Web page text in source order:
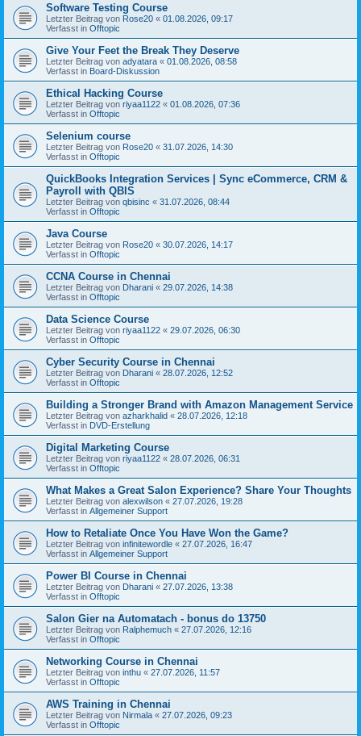
Software Testing Course
Letzter Beitrag von Rose20 « 01.08.2026, 09:17
Verfasst in Offtopic
Give Your Feet the Break They Deserve
Letzter Beitrag von adyatara « 01.08.2026, 08:58
Verfasst in Board-Diskussion
Ethical Hacking Course
Letzter Beitrag von riyaa1122 « 01.08.2026, 07:36
Verfasst in Offtopic
Selenium course
Letzter Beitrag von Rose20 « 31.07.2026, 14:30
Verfasst in Offtopic
QuickBooks Integration Services | Sync eCommerce, CRM &
Payroll with QBIS
Letzter Beitrag von qbisinc « 31.07.2026, 08:44
Verfasst in Offtopic
Java Course
Letzter Beitrag von Rose20 « 30.07.2026, 14:17
Verfasst in Offtopic
CCNA Course in Chennai
Letzter Beitrag von Dharani « 29.07.2026, 14:38
Verfasst in Offtopic
Data Science Course
Letzter Beitrag von riyaa1122 « 29.07.2026, 06:30
Verfasst in Offtopic
Cyber Security Course in Chennai
Letzter Beitrag von Dharani « 28.07.2026, 12:52
Verfasst in Offtopic
Building a Stronger Brand with Amazon Management Service
Letzter Beitrag von azharkhalid « 28.07.2026, 12:18
Verfasst in DVD-Erstellung
Digital Marketing Course
Letzter Beitrag von riyaa1122 « 28.07.2026, 06:31
Verfasst in Offtopic
What Makes a Great Salon Experience? Share Your Thoughts
Letzter Beitrag von alexwilson « 27.07.2026, 19:28
Verfasst in Allgemeiner Support
How to Retaliate Once You Have Won the Game?
Letzter Beitrag von infinitewordle « 27.07.2026, 16:47
Verfasst in Allgemeiner Support
Power BI Course in Chennai
Letzter Beitrag von Dharani « 27.07.2026, 13:38
Verfasst in Offtopic
Salon Gier na Automatach - bonus do 13750
Letzter Beitrag von Ralphemuch « 27.07.2026, 12:16
Verfasst in Offtopic
Networking Course in Chennai
Letzter Beitrag von inthu « 27.07.2026, 11:57
Verfasst in Offtopic
AWS Training in Chennai
Letzter Beitrag von Nirmala « 27.07.2026, 09:23
Verfasst in Offtopic